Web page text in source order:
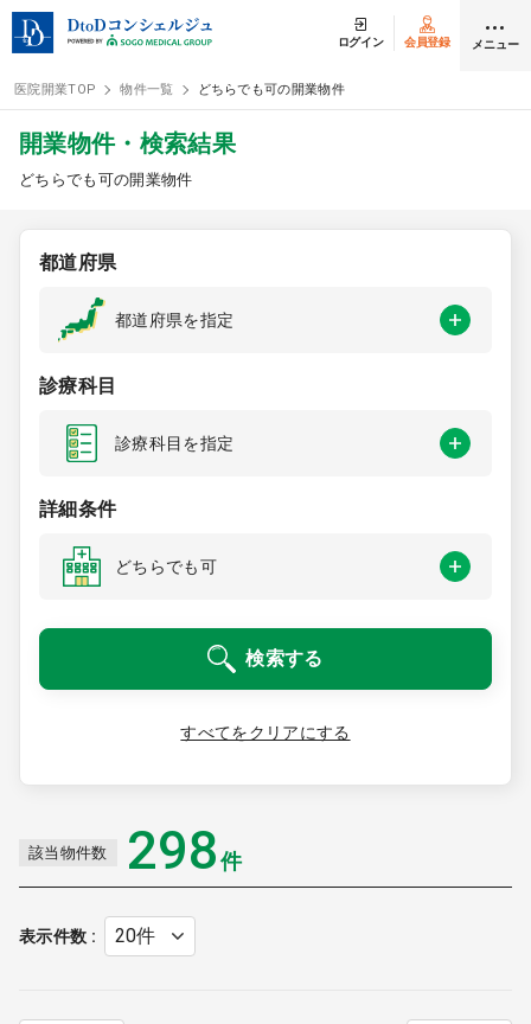
ログイン 会員登録 メニュー
ログイン
クリニック開業
DtoDの開業支援
開業スタイル
医療モール開業
新規開業（戸建て・テナント）
物件検索
コンサルタント
開業支援事例
開業支援事例
開業ノウハウ
個別相談会
医院開業TOP 物件一覧 どちらでも可の開業物件
開業物件・検索結果
どちらでも可の開業物件
都道府県
都道府県を指定
診療科目
診療科目を指定
詳細条件
どちらでも可
検索する
すべてをクリアにする
該当物件数 298件
表示件数